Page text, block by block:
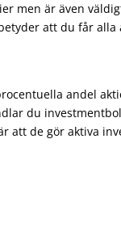
men är även
att du får alla
andel
du
att de gör aktiva